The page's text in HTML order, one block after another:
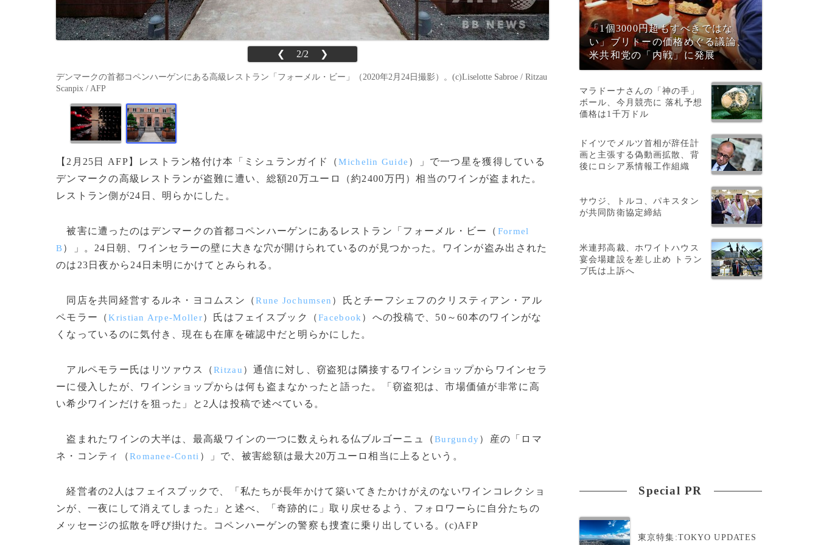
❮ 2/2 ❯
デンマークの首都コペンハーゲンにある高級レストラン「フォーメル・ビー」（2020年2月24日撮影）。(c)Liselotte Sabroe / Ritzau
Scanpix / AFP
【2月25日 AFP】レストラン格付け本「ミシュランガイド（Michelin Guide ）」で一つ星を獲得している
デンマークの高級レストランが盗難に遭い、総額20万ユーロ（約2400万円）相当のワインが盗まれた。
レストラン側が24日、明らかにした。
被害に遭ったのはデンマークの首都コペンハーゲンにあるレストラン「フォーメル・ビー（ Formel
B）」。24日朝、ワインセラーの壁に大きな穴が開けられているのが見つかった。ワインが盗み出された
のは23日夜から24日未明にかけてとみられる。
同店を共同経営するルネ・ヨコムスン（Rune Jochumsen ）氏とチーフシェフのクリスティアン・アル
ペモラー（Kristian Arpe-Moller）氏はフェイスブック（Facebook ）への投稿で、50～60本のワインがな
くなっているのに気付き、現在も在庫を確認中だと明らかにした。
アルペモラー氏はリツァウス（Ritzau ）通信に対し、窃盗犯は隣接するワインショップからワインセラ
ーに侵入したが、ワインショップからは何も盗まなかったと語った。「窃盗犯は、市場価値が非常に高
い希少ワインだけを狙った」と2人は投稿で述べている。
盗まれたワインの大半は、最高級ワインの一つに数えられる仏ブルゴーニュ（Burgundy）産の「ロマ
ネ・コンティ（Romanee-Conti ）」で、被害総額は最大20万ユーロ相当に上るという。
経営者の2人はフェイスブックで、「私たちが長年かけて築いてきたかけがえのないワインコレクショ
ンが、一夜にして消えてしまった」と述べ、「奇跡的に」取り戻せるよう、フォロワーらに自分たちの
メッセージの拡散を呼び掛けた。コペンハーゲンの警察も捜査に乗り出している。(c)AFP
「1個3000円超もすべきではな
い」ブリトーの価格めぐる議論、
米共和党の「内戦」に発展
マラドーナさんの「神の手」
ボール、今月競売に 落札予想
価格は1千万ドル
ドイツでメルツ首相が辞任計
画と主張する偽動画拡散、背
後にロシア系情報工作組織
サウジ、トルコ、パキスタン
が共同防衛協定締結
米連邦高裁、ホワイトハウス
宴会場建設を差し止め トラン
プ氏は上訴へ
Special PR
東京特集:TOKYO UPDATES